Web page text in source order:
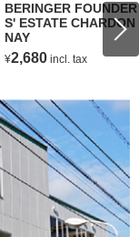
BERINGER FOUNDER
S' ESTATE CHARDON
NAY
¥2,680 incl. tax